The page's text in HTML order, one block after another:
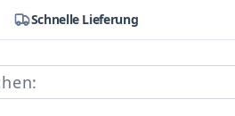
Schnelle Lieferung